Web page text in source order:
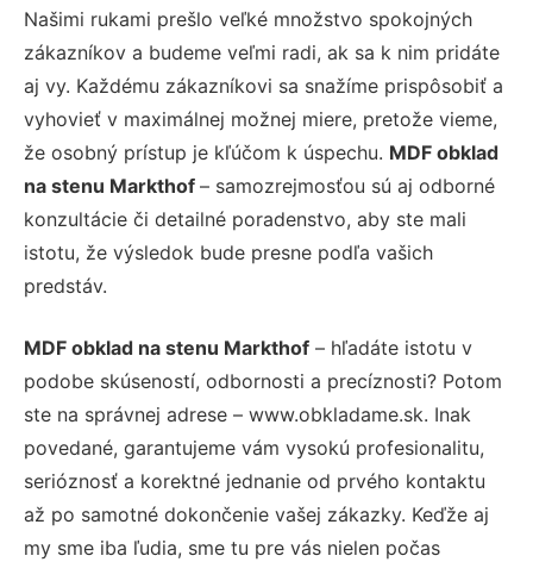
Našimi rukami prešlo veľké množstvo spokojných
zákazníkov a budeme veľmi radi, ak sa k nim pridáte
aj vy. Každému zákazníkovi sa snažíme prispôsobiť a
vyhovieť v maximálnej možnej miere, pretože vieme,
že osobný prístup je kľúčom k úspechu. MDF obklad
na stenu Markthof – samozrejmosťou sú aj odborné
konzultácie či detailné poradenstvo, aby ste mali
istotu, že výsledok bude presne podľa vašich
predstáv.
MDF obklad na stenu Markthof – hľadáte istotu v
podobe skúseností, odbornosti a precíznosti? Potom
ste na správnej adrese – www.obkladame.sk. Inak
povedané, garantujeme vám vysokú profesionalitu,
serióznosť a korektné jednanie od prvého kontaktu
až po samotné dokončenie vašej zákazky. Keďže aj
my sme iba ľudia, sme tu pre vás nielen počas